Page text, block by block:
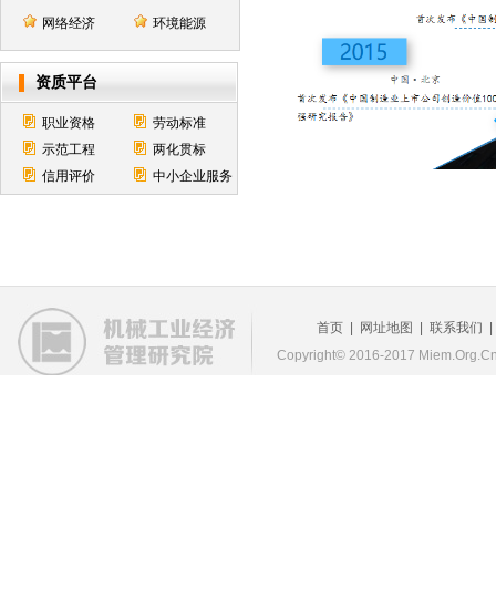
网络经济 环境能源
资质平台
职业资格
劳动标准
示范工程
两化贯标
信用评价
中小企业服务
首页 网址地图 |联系我们
Copyright© 2016-2017